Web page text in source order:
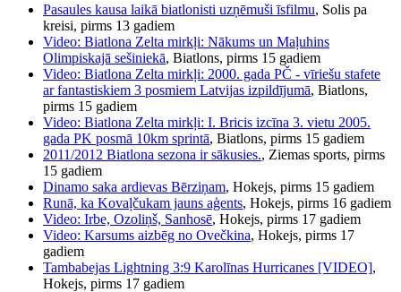
Pasaules kausa laikā biatlonisti uzņēmuši īsfilmu, Solis pa
kreisi, pirms 13 gadiem
Video: Biatlona Zelta mirkļi: Nākums un Maļuhins
Olimpiskajā sešiniekā, Biatlons, pirms 15 gadiem
Video: Biatlona Zelta mirkļi: 2000. gada PČ - vīriešu stafete
ar fantastiskiem 3 posmiem Latvijas izpildījumā, Biatlons,
pirms 15 gadiem
Video: Biatlona Zelta mirkļi: I. Bricis izcīna 3. vietu 2005.
gada PK posmā 10km sprintā, Biatlons, pirms 15 gadiem
2011/2012 Biatlona sezona ir sākusies., Ziemas sports, pirms
15 gadiem
Dinamo saka ardievas Bērziņam, Hokejs, pirms 15 gadiem
Runā, ka Kovaļčukam jauns aģents, Hokejs, pirms 16 gadiem
Video: Irbe, Ozoliņš, Sanhosē, Hokejs, pirms 17 gadiem
Video: Karsums aizbēg no Ovečkina, Hokejs, pirms 17
gadiem
Tambabejas Lightning 3:9 Karolīnas Hurricanes [VIDEO],
Hokejs, pirms 17 gadiem